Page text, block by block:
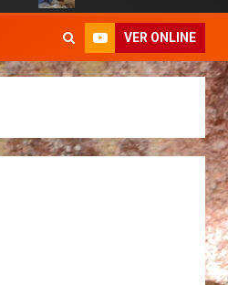
VER ONLINE